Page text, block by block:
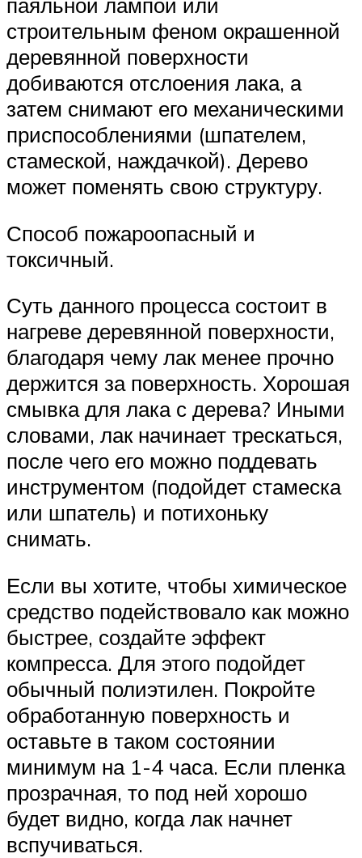
строительным феном окрашенной
деревянной поверхности
добиваются отслоения лака, а
затем снимают его механическими
приспособлениями (шпателем,
стамеской, наждачкой). Дерево
может поменять свою структуру.
Способ пожароопасный и
токсичный.
Суть данного процесса состоит в
нагреве деревянной поверхности,
благодаря чему лак менее прочно
держится за поверхность. Хорошая
смывка для лака с дерева? Иными
словами, лак начинает трескаться,
после чего его можно поддевать
инструментом (подойдет стамеска
или шпатель) и потихоньку
снимать.
Если вы хотите, чтобы химическое
средство подействовало как можно
быстрее, создайте эффект
компресса. Для этого подойдет
обычный полиэтилен. Покройте
обработанную поверхность и
оставьте в таком состоянии
минимум на 1-4 часа. Если пленка
прозрачная, то под ней хорошо
будет видно, когда лак начнет
вспучиваться.